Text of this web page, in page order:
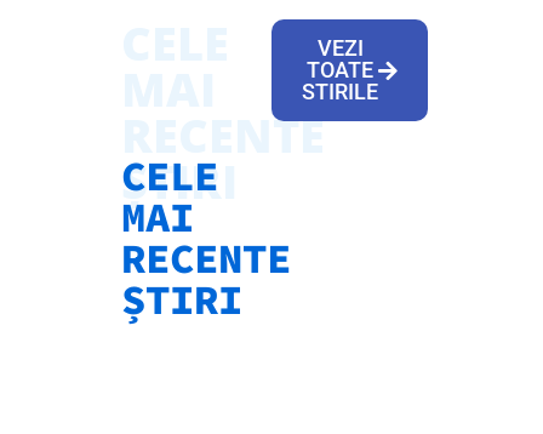
RECENTE
ȘTIRI
CELE
MAI
RECENTE
ȘTIRI
VEZI
TOATE
STIRILE